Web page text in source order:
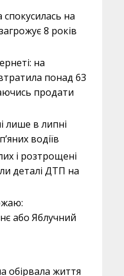
на
8 років
на
понад 63
продати
лише в липні
водіїв
і розтрощені
деталі ДТП на
або Яблучний
обірвала життя